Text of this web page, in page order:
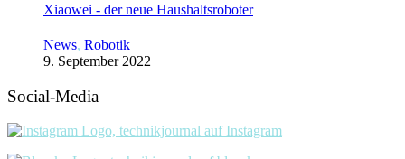
Xiaowei - der neue Haushaltsroboter
News, Robotik
9. September 2022
Social-Media